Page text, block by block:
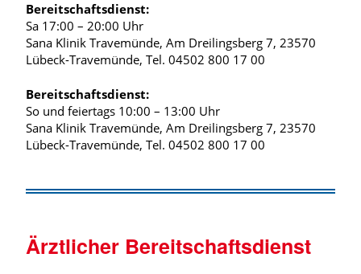
Bereitschaftsdienst:
Sa 17:00 – 20:00 Uhr
Sana Klinik Travemünde, Am Dreilingsberg 7, 23570
Lübeck-Travemünde, Tel. 04502 800 17 00
Bereitschaftsdienst:
So und feiertags 10:00 – 13:00 Uhr
Sana Klinik Travemünde, Am Dreilingsberg 7, 23570
Lübeck-Travemünde, Tel. 04502 800 17 00
Ärztlicher Bereitschaftsdienst